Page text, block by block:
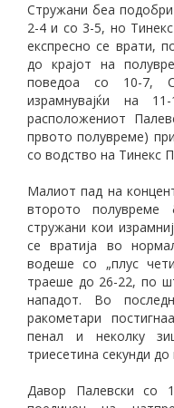
Стружани беа
2-4 и со 3-5, но
експресно се врати,
до крајот на
поведоа со 10-7,
израмнувајќи на
расположениот
првото полувреме)
со водство на Тинекс
Малиот пад на
второто полувреме
стружани кои
се вратија во
водеше со „плус
траеше до 26-22, по
нападот. Во
ракометари
пенал и неколку
триесетина секунди
Давор Палевски со